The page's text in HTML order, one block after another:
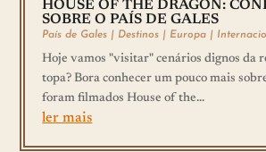
HOUSE OF THE DRAGON:
SOBRE O PAÍS DE GALES
País de Gales | Destinos | Europa |
Hoje vamos "visitar" cenários dignos da
topa? Bora conhecer um pouco mais
foram filmados House of the...
ler mais